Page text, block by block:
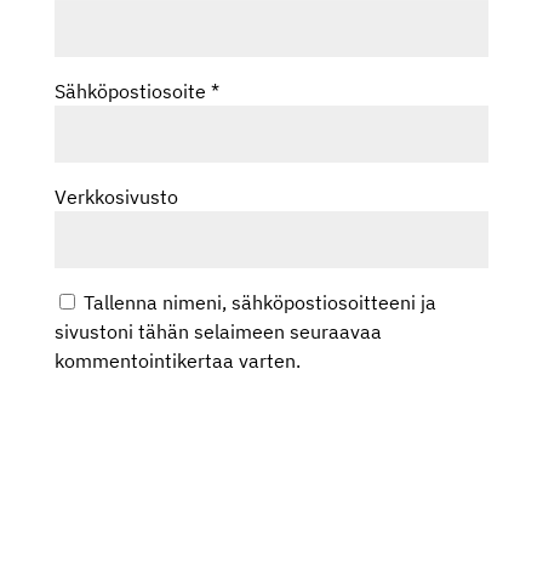
Sähköpostiosoite *
Verkkosivusto
Tallenna nimeni, sähköpostiosoitteeni ja
sivustoni tähän selaimeen seuraavaa
kommentointikertaa varten.